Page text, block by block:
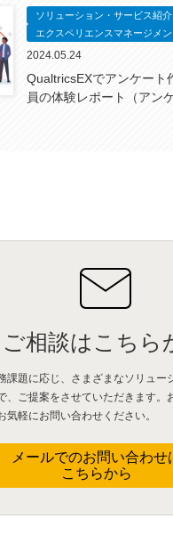
ソリューション・サービス紹介
エクスペリエンスマネージメン
2024.05.24
QualtricsEXでアンケート
員の体験レポート（アン
ご相談はこちら
課題に応じ、さまざまなソリュー
、 ご提案をさせていただきます。
気軽にお問い合わせください。
メールでのお問い合わせ
こちらから